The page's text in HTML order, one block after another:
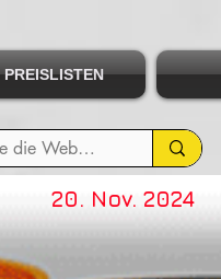
PREISLISTEN
20. Nov. 2024